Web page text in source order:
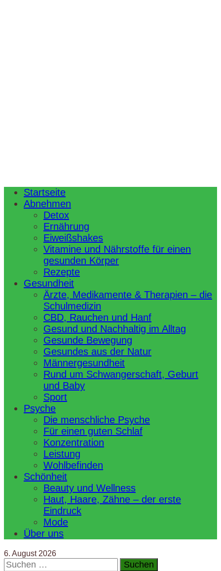
Startseite
Abnehmen
Detox
Ernährung
Eiweißshakes
Vitamine und Nährstoffe für einen
gesunden Körper
Rezepte
Gesundheit
Ärzte, Medikamente & Therapien – die
Schulmedizin
CBD, Rauchen und Hanf
Gesund und Nachhaltig im Alltag
Gesunde Bewegung
Gesundes aus der Natur
Männergesundheit
Rund um Schwangerschaft, Geburt
und Baby
Sport
Psyche
Die menschliche Psyche
Für einen guten Schlaf
Konzentration
Leistung
Wohlbefinden
Schönheit
Beauty und Wellness
Haut, Haare, Zähne – der erste
Eindruck
Mode
Über uns
6. August 2026
Suchen